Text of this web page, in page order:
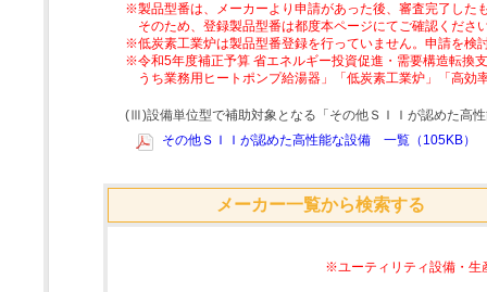
※製品型番は、メーカーより申請があった後、審査完了した
そのため、登録製品型番は都度本ページにてご確認くださ
※低炭素工業炉は製品型番登録を行っていません。申請を検
※令和5年度補正予算 省エネルギー投資促進・需要構造転換
うち業務用ヒートポンプ給湯器」「低炭素工業炉」「高
(Ⅲ)設備単位型で補助対象となる「その他ＳＩＩが認めた高
その他ＳＩＩが認めた高性能な設備 一覧（105KB）
メーカー一覧から検索する
※ユーティリティ設備・生